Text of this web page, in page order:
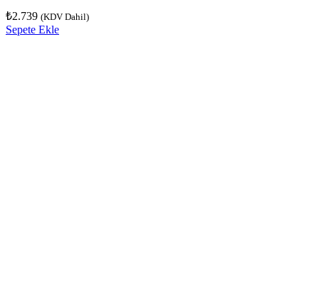
₺2.739 (KDV Dahil)
Sepete Ekle